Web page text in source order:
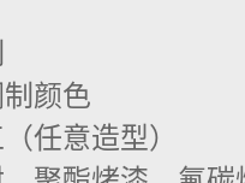
颜色
任意造型）